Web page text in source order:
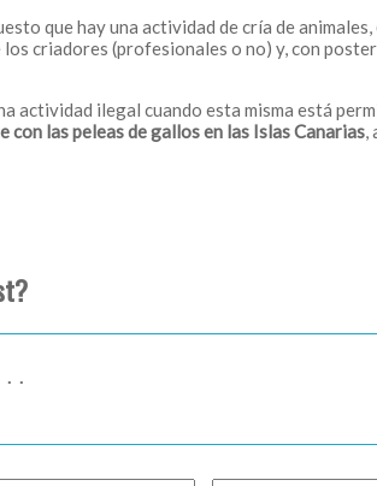
que hay una actividad de cría de animales,
criadores (profesionales o no) y, con
actividad ilegal cuando esta misma está
con las peleas de gallos en las Islas Canarias,